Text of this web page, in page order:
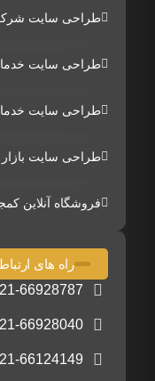
طراحی سایت
طراحی سایت خدماتی
طراحی سایت
طراحی سایت
فروشگاه آنلاین
راه های
66928787
66928040
66124149